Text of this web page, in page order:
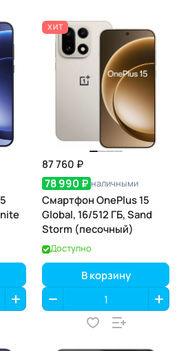
ХИТ
87 760 ₽
78 990 ₽ наличными
Смартфон OnePlus 15
Global, 16/512 ГБ, Sand
Storm (песочный)
Доступно
В корзину